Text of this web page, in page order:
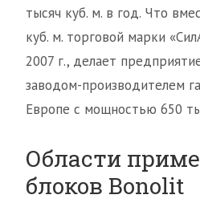
тысяч куб. м. в год. Что
куб. м. торговой марки
2007 г., делает
заводом-производителем
Европе с мощностью 650
Области
блоков Bonolit